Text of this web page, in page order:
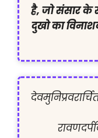
है, जो संसार
दुखो का